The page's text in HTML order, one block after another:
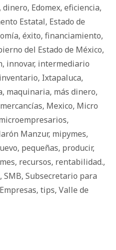
, dinero, Edomex, eficiencia,
Estatal, Estado de
, éxito, financiamiento,
del Estado de México,
, innovar, intermediario
inventario, Ixtapaluca,
, maquinaria, más dinero,
mercancías, Mexico, Micro
,
Manzur, mipymes,
, pequeñas, producir,
, recursos, rentabilidad.,
, SMB, Subsecretario para
, tips, Valle de